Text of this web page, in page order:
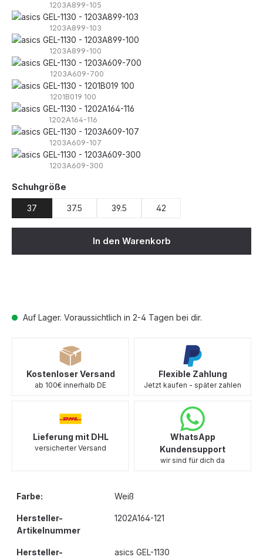
Auf Lager. Voraussichtlich in 2-4 Tagen bei dir.
1203A899-105
1203A899-103
1203A899-100
1203A609-700
1201B019 100
1202A164-116
1203A609-107
1203A609-300
Schuhgröße
37 37.5 39.5 42
In den Warenkorb
Kostenloser Versand
ab 100€ innerhalb DE
Flexible Zahlung
Jetzt kaufen - später zahlen
Lieferung mit DHL
versicherter Versand
WhatsApp
Kundensupport
wir sind für dich da
Farbe: Weiß
Hersteller-
Artikelnummer
1202A164-121
Hersteller-
asics GEL-1130